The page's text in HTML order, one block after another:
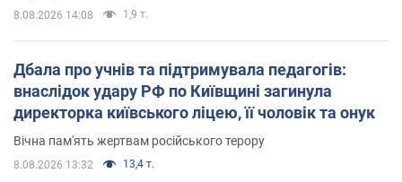
8.08.2026 14:08 1,9 т.
Дбала про учнів та підтримувала педагогів:
внаслідок удару РФ по Київщині загинула
директорка київського ліцею, її чоловік та онук
Вічна пам'ять жертвам російського терору
8.08.2026 13:32 13,4 т.